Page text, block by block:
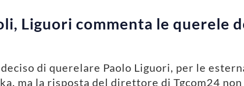
Liguori commenta le querele
di querelare Paolo Liguori, per le
ma la risposta del direttore di Tgcom24